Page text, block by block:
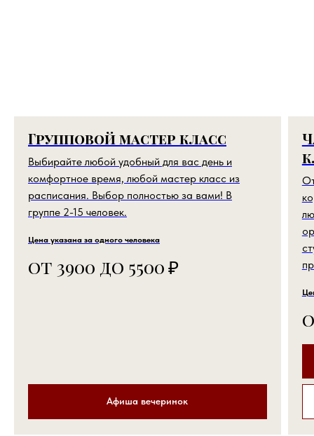
Групповой мастер класс
Выбирайте любой удобный для вас день и
комфортное время, любой мастер класс из
расписания. Выбор полностью за вами! В
группе 2-15 человек.
Цена указана за одного человека
от 3900 до 5500₽
Афиша вечеринок